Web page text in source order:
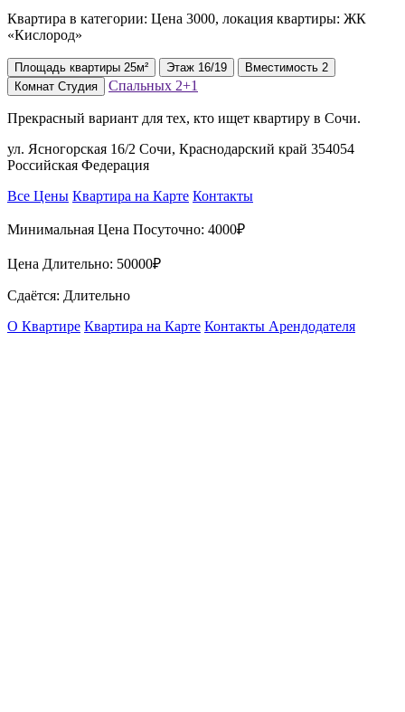
Квартира в категории: Цена 3000, локация квартиры: ЖК
«Кислород»
Площадь квартиры 25м² Этаж 16/19 Вместимость 2
Комнат Студия Спальных 2+1
Прекрасный вариант для тех, кто ищет квартиру в Сочи.
ул. Ясногорская 16/2 Сочи, Краснодарский край 354054
Российская Федерация
Все Цены Квартира на Карте Контакты
Минимальная Цена Посуточно: 4000₽
Цена Длительно: 50000₽
Сдаётся: Длительно
О Квартире Квартира на Карте Контакты Арендодателя